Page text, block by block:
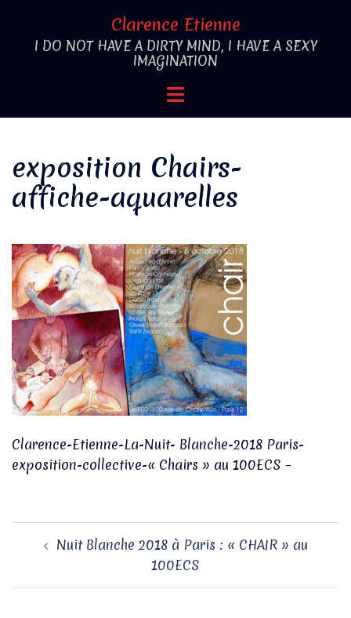
contenu
Clarence Etienne
I DO NOT HAVE A DIRTY MIND, I HAVE A SEXY
IMAGINATION
Ouvrir/fermer
exposition Chairs-
affiche-aquarelles
Clarence-Etienne-La-Nuit- Blanche-2018 Paris-
exposition-collective-« Chairs » au 100ECS –
Navigation
d’articleNuit Blanche 2018 à Paris : « CHAIR » au
100ECS